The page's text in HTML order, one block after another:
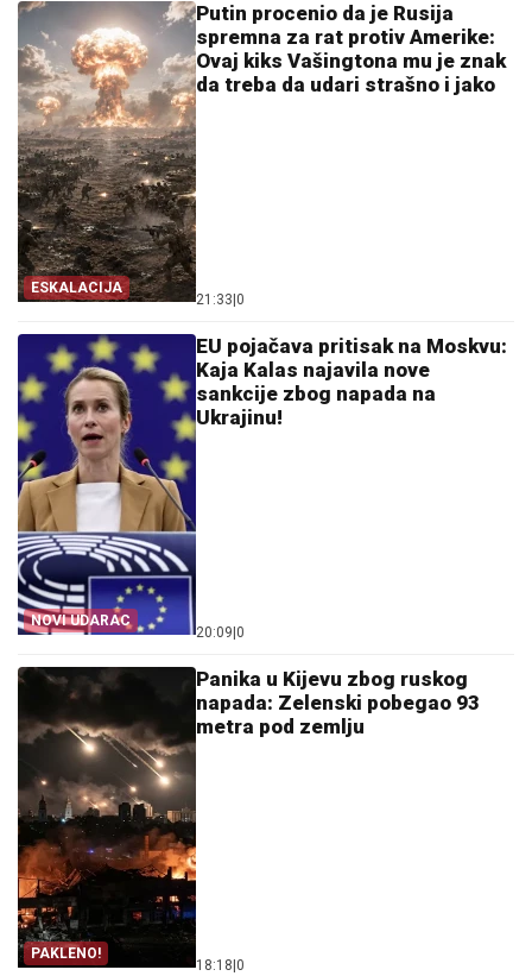
ESKALACIJA
Putin procenio da je Rusija
spremna za rat protiv Amerike:
Ovaj kiks Vašingtona mu je znak
da treba da udari strašno i jako
21:33 0
NOVI UDARAC
EU pojačava pritisak na Moskvu:
Kaja Kalas najavila nove
sankcije zbog napada na
Ukrajinu!
20:09 0
PAKLENO!
Panika u Kijevu zbog ruskog
napada: Zelenski pobegao 93
metra pod zemlju
18:18 0